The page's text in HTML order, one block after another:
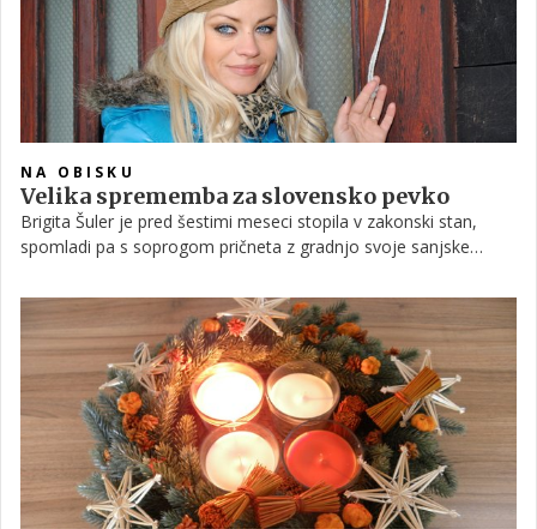
NA OBISKU
Velika sprememba za slovensko pevko
Brigita Šuler je pred šestimi meseci stopila v zakonski stan,
spomladi pa s soprogom pričneta z gradnjo svoje sanjske